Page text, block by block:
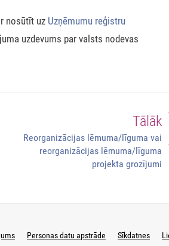
nosūtīt uz Uzņēmumu reģistru
uzdevums par valsts nodevas
Tālāk
Reorganizācijas lēmuma/līguma vai
reorganizācijas lēmuma/līguma
projekta grozījumi
Personas datu apstrāde Sīkdatnes